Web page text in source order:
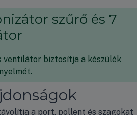
szűrő és 7
ventilátor biztosítja a készülék
a port, pollent és szagokat